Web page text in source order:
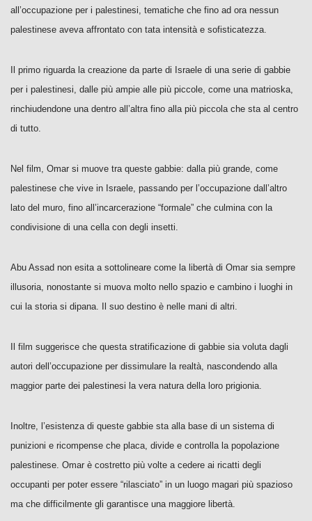
all’occupazione per i palestinesi, tematiche che fino ad ora nessun
palestinese aveva affrontato con tata intensità e sofisticatezza.
Il primo riguarda la creazione da parte di Israele di una serie di gabbie
per i palestinesi, dalle più ampie alle più piccole, come una matrioska,
rinchiudendone una dentro all’altra fino alla più piccola che sta al centro
di tutto.
Nel film, Omar si muove tra queste gabbie: dalla più grande, come
palestinese che vive in Israele, passando per l’occupazione dall’altro
lato del muro, fino all’incarcerazione “formale” che culmina con la
condivisione di una cella con degli insetti.
Abu Assad non esita a sottolineare come la libertà di Omar sia sempre
illusoria, nonostante si muova molto nello spazio e cambino i luoghi in
cui la storia si dipana. Il suo destino è nelle mani di altri.
Il film suggerisce che questa stratificazione di gabbie sia voluta dagli
autori dell’occupazione per dissimulare la realtà, nascondendo alla
maggior parte dei palestinesi la vera natura della loro prigionia.
Inoltre, l’esistenza di queste gabbie sta alla base di un sistema di
punizioni e ricompense che placa, divide e controlla la popolazione
palestinese. Omar è costretto più volte a cedere ai ricatti degli
occupanti per poter essere “rilasciato” in un luogo magari più spazioso
ma che difficilmente gli garantisce una maggiore libertà.